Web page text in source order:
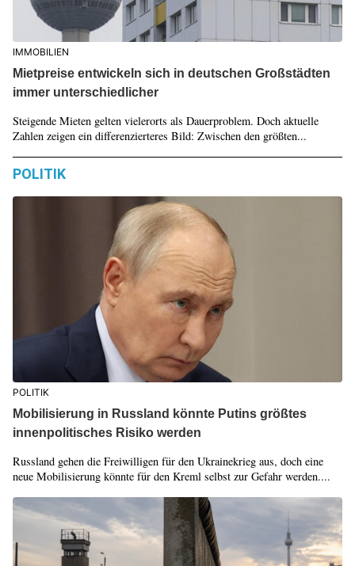
IMMOBILIEN
Mietpreise entwickeln sich in deutschen Großstädten
immer unterschiedlicher
Steigende Mieten gelten vielerorts als Dauerproblem. Doch aktuelle
Zahlen zeigen ein differenzierteres Bild: Zwischen den größten...
POLITIK
POLITIK
Mobilisierung in Russland könnte Putins größtes
innenpolitisches Risiko werden
Russland gehen die Freiwilligen für den Ukrainekrieg aus, doch eine
neue Mobilisierung könnte für den Kreml selbst zur Gefahr werden....